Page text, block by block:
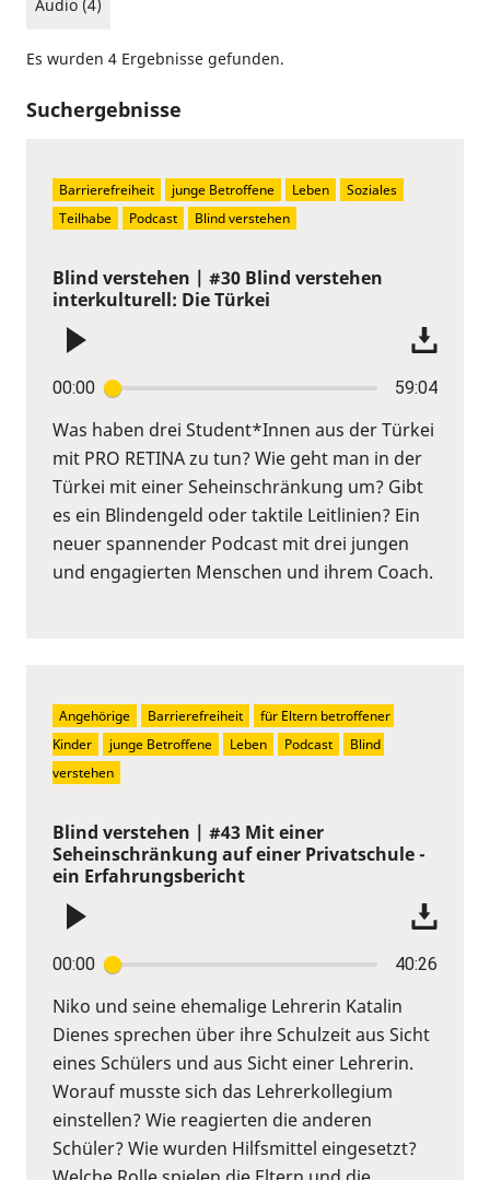
Audio (4)
Es wurden 4 Ergebnisse gefunden.
Suchergebnisse
Blind verstehen | #30 Blind verstehen
interkulturell: Die Türkei
00:00 59:04
Was haben drei Student*Innen aus der Türkei
mit PRO RETINA zu tun? Wie geht man in der
Türkei mit einer Seheinschränkung um? Gibt
es ein Blindengeld oder taktile Leitlinien? Ein
neuer spannender Podcast mit drei jungen
und engagierten Menschen und ihrem Coach.
Barrierefreiheit junge Betroffene Leben
Soziales
Teilhabe
Podcast Blind verstehen
Blind verstehen | #43 Mit einer
Seheinschränkung auf einer Privatschule -
ein Erfahrungsbericht
00:00 40:26
Niko und seine ehemalige Lehrerin Katalin
Dienes sprechen über ihre Schulzeit aus Sicht
eines Schülers und aus Sicht einer Lehrerin.
Worauf musste sich das Lehrerkollegium
einstellen? Wie reagierten die anderen
Schüler? Wie wurden Hilfsmittel eingesetzt?
Angehörige Barrierefreiheit
für Eltern betroffener
Kinder
junge Betroffene Leben Podcast
Blind
verstehen